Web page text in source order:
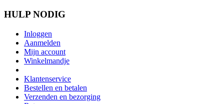
HULP NODIG
Inloggen
Aanmelden
Mijn account
Winkelmandje
Klantenservice
Bestellen en betalen
Verzenden en bezorging